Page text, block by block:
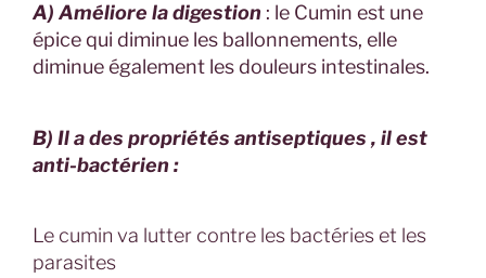
A) Améliore la digestion : le Cumin est une
épice qui diminue les ballonnements, elle
diminue également les douleurs intestinales.
B) Il a des propriétés antiseptiques , il est
anti-bactérien :
Le cumin va lutter contre les bactéries et les
parasites